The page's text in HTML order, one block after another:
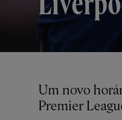
Um novo horário de início foi anunciado para o confronto do Liverpool na
Premier